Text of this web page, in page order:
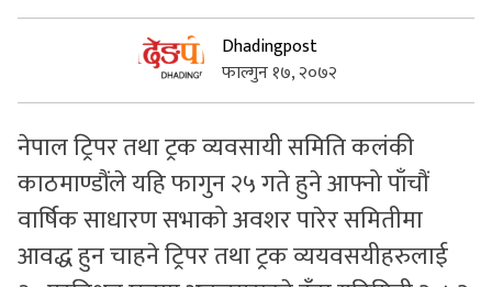
प्रवास
स्वास्थ्य
भिडियो
Dhadingpost
फाल्गुन १७, २०७२
नेपाल ट्रिपर तथा ट्रक व्यवसायी समिति कलंकी
काठमाण्डौंले यहि फागुन २५ गते हुने आफ्नो पाँचौं
वार्षिक साधारण सभाको अवशर पारेर समितीमा
आवद्ध हुन चाहने ट्रिपर तथा ट्रक व्ययवसयीहरुलाई